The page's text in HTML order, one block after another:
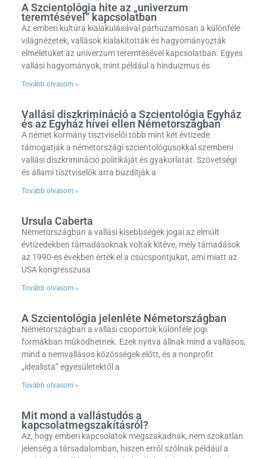
A Szcientológia hite az „univerzum
teremtésével” kapcsolatban
Az emberi kultúra kialakulásával párhuzamosan a különféle
világnézetek, vallások kialakították és hagyományozták
elméletüket az univerzum teremtésével kapcsolatban. Egyes
vallási hagyományok, mint például a hinduizmus és
Tovább olvasom »
Vallási diszkrimináció a Szcientológia Egyház
és az Egyház hívei ellen Németországban
A német kormány tisztviselői több mint két évtizede
támogatják a németországi szcientológusokkal szembeni
vallási diszkrimináció politikáját és gyakorlatát. Szövetségi
és állami tisztviselők arra buzdítják a
Tovább olvasom »
Ursula Caberta
Németországban a vallási kisebbségek jogai az elmúlt
évtizedekben támadásoknak voltak kitéve, mely támadások
az 1990-es években érték el a csúcspontjukat, ami miatt az
USA kongresszusa
Tovább olvasom »
A Szcientológia jelenléte Németországban
Németországban a vallási csoportok különféle jogi
formákban működhetnek. Ezek nyitva állnak mind a vallásos,
mind a nemvallásos közösségek előtt, és a nonprofit
„idealista” egyesületektől a
Tovább olvasom »
Mit mond a vallástudós a
kapcsolatmegszakításról?
Az, hogy emberi kapcsolatok megszakadnak, nem szokatlan
jelenség a társadalomban, hiszen erről szólnak például a